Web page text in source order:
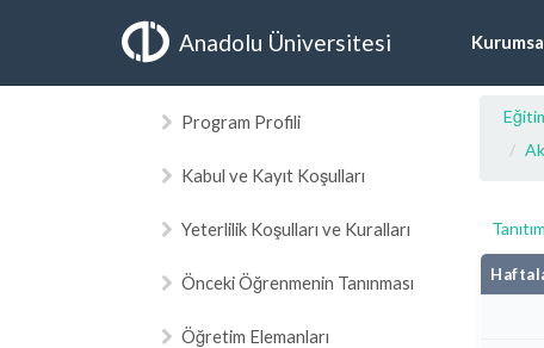
Anadolu Üniversitesi
Program Profili
Kabul ve Kayıt Koşulları
Yeterlilik Koşulları ve Kuralları
Önceki Öğrenmenin Tanınması
Öğretim Elemanları
Tanıtım